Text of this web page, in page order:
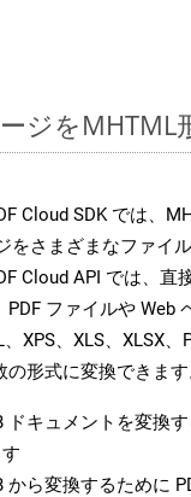
ジを
Cloud SDK では、
をさまざまなファイ
Cloud API では、直
PDF ファイルや Web
XPS、XLS、XLSX
の形式に変換できます
ドキュメントを変換
から変換するために